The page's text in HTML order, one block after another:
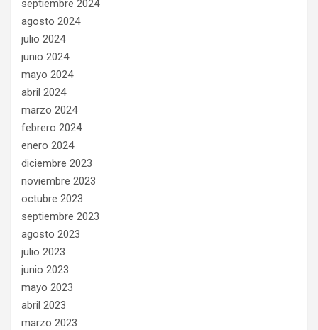
septiembre 2024
agosto 2024
julio 2024
junio 2024
mayo 2024
abril 2024
marzo 2024
febrero 2024
enero 2024
diciembre 2023
noviembre 2023
octubre 2023
septiembre 2023
agosto 2023
julio 2023
junio 2023
mayo 2023
abril 2023
marzo 2023